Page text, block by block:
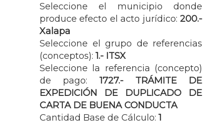
Seleccione el municipio donde
produce efecto el acto jurídico: 200.-
Xalapa
Seleccione el grupo de referencias
(conceptos):1.- ITSX
Seleccione la referencia (concepto)
de pago:1727.- TRÁMITE DE
EXPEDICIÓN DE DUPLICADO DE
CARTA DE BUENA CONDUCTA
Cantidad Base de Cálculo:1